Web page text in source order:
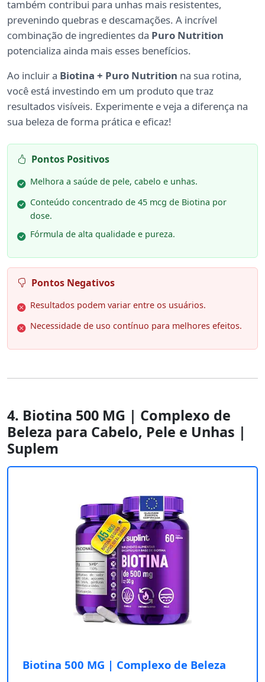
também contribui para unhas mais resistentes,
prevenindo quebras e descamações. A incrível
combinação de ingredientes da Puro Nutrition
potencializa ainda mais esses benefícios.
Ao incluir a Biotina + Puro Nutrition na sua rotina,
você está investindo em um produto que traz
resultados visíveis. Experimente e veja a diferença na
sua beleza de forma prática e eficaz!
Pontos Positivos
Melhora a saúde de pele, cabelo e unhas.
Conteúdo concentrado de 45 mcg de Biotina por
dose.
Fórmula de alta qualidade e pureza.
Pontos Negativos
Resultados podem variar entre os usuários.
Necessidade de uso contínuo para melhores efeitos.
4. Biotina 500 MG | Complexo de
Beleza para Cabelo, Pele e Unhas |
Suplem
Biotina 500 MG | Complexo de Beleza